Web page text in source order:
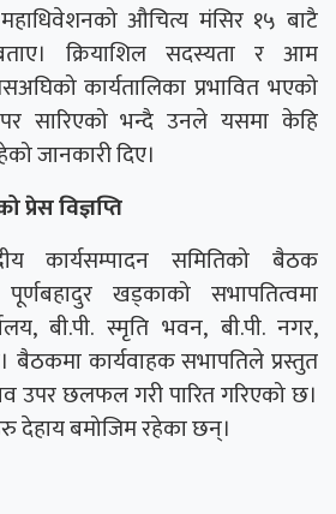
औचित्य मंसिर १५ बाटै
क्रियाशिल सदस्यता र आम
कार्यतालिका प्रभावित भएको
सारिएको भन्दै उनले यसमा केहि
जानकारी दिए।
प्रेस विज्ञप्ति
कार्यसम्पादन समितिको बैठक
खड्काको सभापतित्वमा
बी.पी. स्मृति भवन, बी.पी. नगर,
कार्यवाहक सभापतिले प्रस्तुत
उपर छलफल गरी पारित गरिएको छ।
देहाय बमोजिम रहेका छन्।